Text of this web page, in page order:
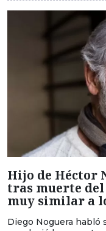
Hijo de Héctor
tras muerte
muy similar a
Diego Noguera habló